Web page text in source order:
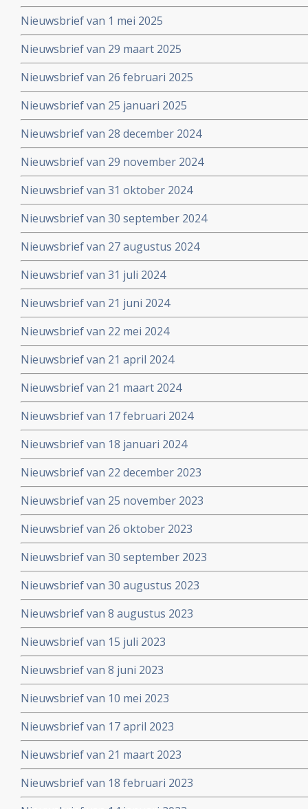
Nieuwsbrief van 1 mei 2025
Nieuwsbrief van 29 maart 2025
Nieuwsbrief van 26 februari 2025
Nieuwsbrief van 25 januari 2025
Nieuwsbrief van 28 december 2024
Nieuwsbrief van 29 november 2024
Nieuwsbrief van 31 oktober 2024
Nieuwsbrief van 30 september 2024
Nieuwsbrief van 27 augustus 2024
Nieuwsbrief van 31 juli 2024
Nieuwsbrief van 21 juni 2024
Nieuwsbrief van 22 mei 2024
Nieuwsbrief van 21 april 2024
Nieuwsbrief van 21 maart 2024
Nieuwsbrief van 17 februari 2024
Nieuwsbrief van 18 januari 2024
Nieuwsbrief van 22 december 2023
Nieuwsbrief van 25 november 2023
Nieuwsbrief van 26 oktober 2023
Nieuwsbrief van 30 september 2023
Nieuwsbrief van 30 augustus 2023
Nieuwsbrief van 8 augustus 2023
Nieuwsbrief van 15 juli 2023
Nieuwsbrief van 8 juni 2023
Nieuwsbrief van 10 mei 2023
Nieuwsbrief van 17 april 2023
Nieuwsbrief van 21 maart 2023
Nieuwsbrief van 18 februari 2023